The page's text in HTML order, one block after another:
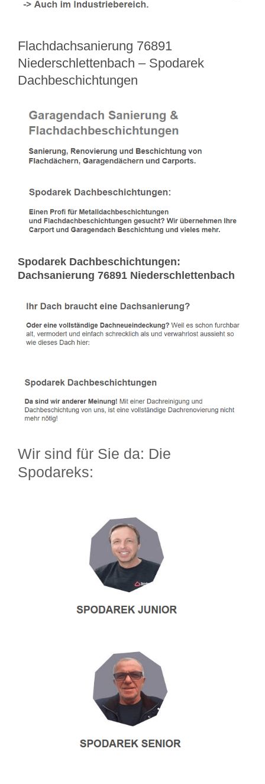
Flachdachsanierung 76891
Niederschlettenbach – Spodarek
Dachbeschichtungen
Spodarek Dachbeschichtungen:
Dachsanierung 76891 Niederschlettenbach
Wir sind für Sie da: Die
Spodareks: